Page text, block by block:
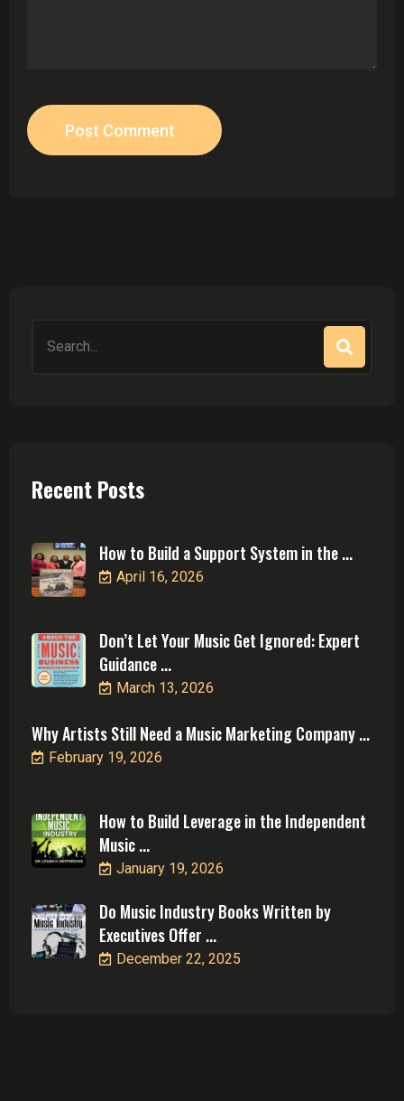
Post Comment
for:
Recent Posts
How to Build a Support System in the ...
April 16, 2026
Don’t Let Your Music Get Ignored: Expert
Guidance ...
March 13, 2026
Why Artists Still Need a Music Marketing Company ...
February 19, 2026
How to Build Leverage in the Independent
Music ...
January 19, 2026
Do Music Industry Books Written by
Executives Offer ...
December 22, 2025